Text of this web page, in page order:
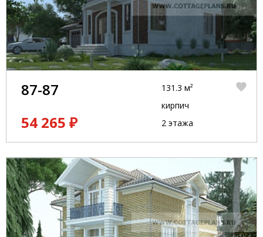
87-87
54 265 ₽
131.3 м²
кирпич
2 этажа